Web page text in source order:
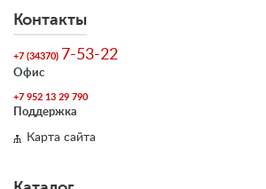
Контакты
+7 (34370) 7-53-22
Офис
+7 952 13 29 790
Поддержка
Карта сайта